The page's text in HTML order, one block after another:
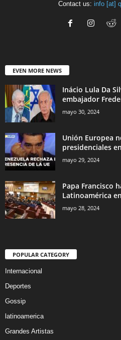
Contact us: info [at]
EVEN MORE NEWS
Inácio Lula Da
embajador
mayo 30, 2024
Unión Europea
presidenciales
mayo 29, 2024
Papa Francisco
Latinoamérica
mayo 28, 2024
POPULAR CATEGORY
Internacional
Deportes
Gossip
latinoamerica
Grandes Artistas